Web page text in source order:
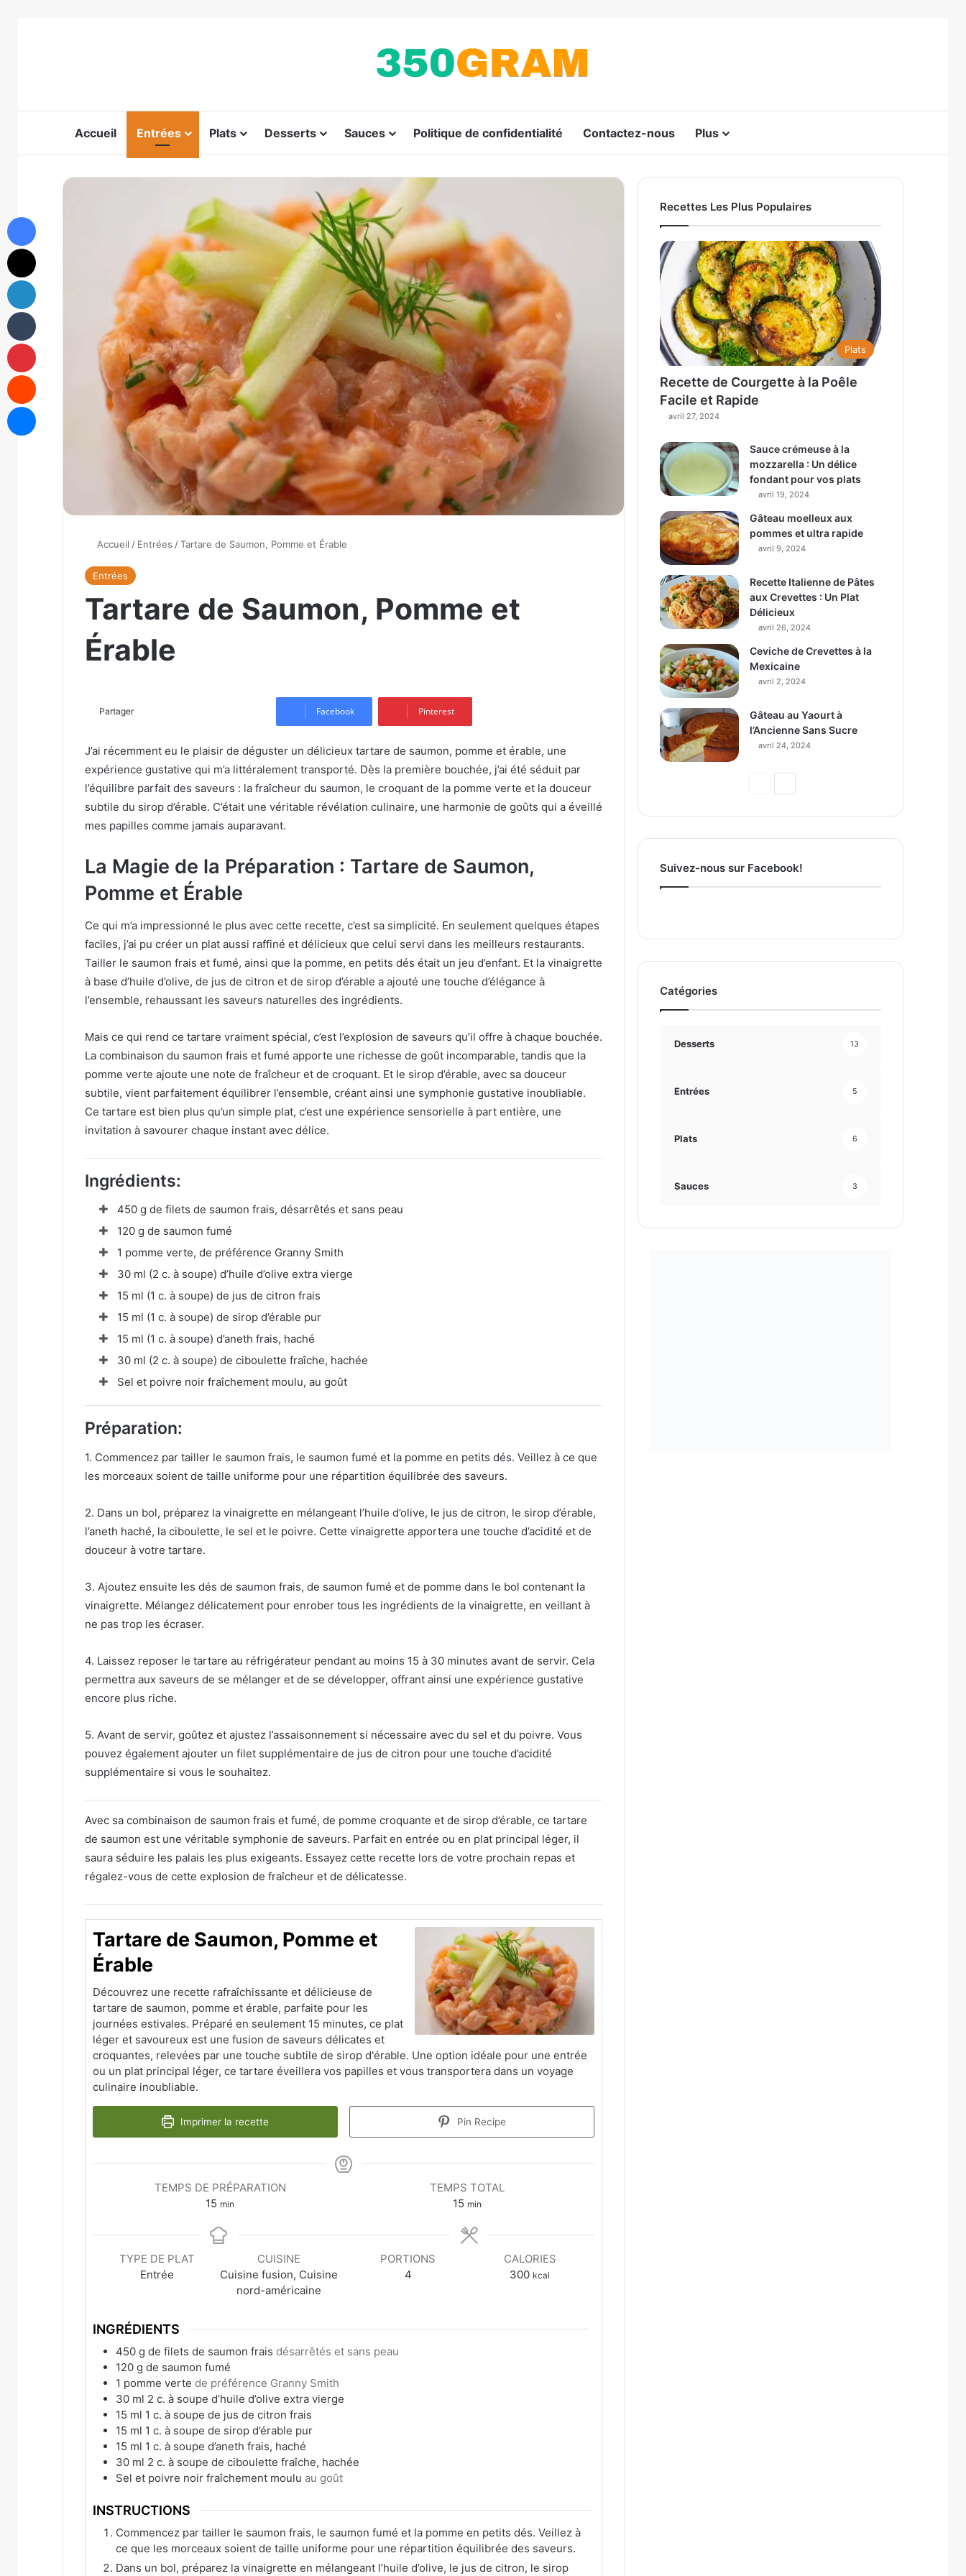
Accueil Entrées Plats Desserts Sauces Politique de confidentialité Contactez-nous Plus
Accueil / Entrées /Tartare de Saumon, Pomme et Érable
Entrées
Tartare de Saumon, Pomme et
Érable
Partager Facebook Pinterest
J’ai récemment eu le plaisir de déguster un délicieux tartare de saumon, pomme et érable, une
expérience gustative qui m’a littéralement transporté. Dès la première bouchée, j’ai été séduit par
l’équilibre parfait des saveurs : la fraîcheur du saumon, le croquant de la pomme verte et la douceur
subtile du sirop d’érable. C’était une véritable révélation culinaire, une harmonie de goûts qui a éveillé
mes papilles comme jamais auparavant.
La Magie de la Préparation : Tartare de Saumon,
Pomme et Érable
Ce qui m’a impressionné le plus avec cette recette, c’est sa simplicité. En seulement quelques étapes
faciles, j’ai pu créer un plat aussi raffiné et délicieux que celui servi dans les meilleurs restaurants.
Tailler le saumon frais et fumé, ainsi que la pomme, en petits dés était un jeu d’enfant. Et la vinaigrette
à base d’huile d’olive, de jus de citron et de sirop d’érable a ajouté une touche d’élégance à
l’ensemble, rehaussant les saveurs naturelles des ingrédients.
Mais ce qui rend ce tartare vraiment spécial, c’est l’explosion de saveurs qu’il offre à chaque bouchée.
La combinaison du saumon frais et fumé apporte une richesse de goût incomparable, tandis que la
pomme verte ajoute une note de fraîcheur et de croquant. Et le sirop d’érable, avec sa douceur
subtile, vient parfaitement équilibrer l’ensemble, créant ainsi une symphonie gustative inoubliable.
Ce tartare est bien plus qu’un simple plat, c’est une expérience sensorielle à part entière, une
invitation à savourer chaque instant avec délice.
Ingrédients:
450 g de filets de saumon frais, désarrêtés et sans peau
120 g de saumon fumé
1 pomme verte, de préférence Granny Smith
30 ml (2 c. à soupe) d’huile d’olive extra vierge
15 ml (1 c. à soupe) de jus de citron frais
15 ml (1 c. à soupe) de sirop d’érable pur
15 ml (1 c. à soupe) d’aneth frais, haché
30 ml (2 c. à soupe) de ciboulette fraîche, hachée
Sel et poivre noir fraîchement moulu, au goût
Préparation:
1. Commencez par tailler le saumon frais, le saumon fumé et la pomme en petits dés. Veillez à ce que
les morceaux soient de taille uniforme pour une répartition équilibrée des saveurs.
2. Dans un bol, préparez la vinaigrette en mélangeant l’huile d’olive, le jus de citron, le sirop d’érable,
l’aneth haché, la ciboulette, le sel et le poivre. Cette vinaigrette apportera une touche d’acidité et de
douceur à votre tartare.
3. Ajoutez ensuite les dés de saumon frais, de saumon fumé et de pomme dans le bol contenant la
vinaigrette. Mélangez délicatement pour enrober tous les ingrédients de la vinaigrette, en veillant à
ne pas trop les écraser.
4. Laissez reposer le tartare au réfrigérateur pendant au moins 15 à 30 minutes avant de servir. Cela
permettra aux saveurs de se mélanger et de se développer, offrant ainsi une expérience gustative
encore plus riche.
5. Avant de servir, goûtez et ajustez l’assaisonnement si nécessaire avec du sel et du poivre. Vous
pouvez également ajouter un filet supplémentaire de jus de citron pour une touche d’acidité
supplémentaire si vous le souhaitez.
Avec sa combinaison de saumon frais et fumé, de pomme croquante et de sirop d’érable, ce tartare
de saumon est une véritable symphonie de saveurs. Parfait en entrée ou en plat principal léger, il
saura séduire les palais les plus exigeants. Essayez cette recette lors de votre prochain repas et
régalez-vous de cette explosion de fraîcheur et de délicatesse.
Tartare de Saumon, Pomme et
Érable
Découvrez une recette rafraîchissante et délicieuse de
tartare de saumon, pomme et érable, parfaite pour les
journées estivales. Préparé en seulement 15 minutes, ce plat
léger et savoureux est une fusion de saveurs délicates et
croquantes, relevées par une touche subtile de sirop d'érable. Une option idéale pour une entrée
ou un plat principal léger, ce tartare éveillera vos papilles et vous transportera dans un voyage
culinaire inoubliable.
Imprimer la recette Pin Recipe
TEMPS DE PRÉPARATION
15 minutes
min
TEMPS TOTAL
15 minutes
min
TYPE DE PLAT
Entrée
CUISINE
Cuisine fusion, Cuisine
nord-américaine
PORTIONS
4
CALORIES
300 kcal
INGRÉDIENTS
450 g de filets de saumon frais désarrêtés et sans peau
120 g de saumon fumé
1 pomme verte de préférence Granny Smith
30 ml 2 c. à soupe d’huile d’olive extra vierge
15 ml 1 c. à soupe de jus de citron frais
15 ml 1 c. à soupe de sirop d’érable pur
15 ml 1 c. à soupe d’aneth frais, haché
30 ml 2 c. à soupe de ciboulette fraîche, hachée
Sel et poivre noir fraîchement moulu au goût
INSTRUCTIONS
Commencez par tailler le saumon frais, le saumon fumé et la pomme en petits dés. Veillez à
ce que les morceaux soient de taille uniforme pour une répartition équilibrée des saveurs.
Dans un bol, préparez la vinaigrette en mélangeant l’huile d’olive, le jus de citron, le sirop
Recettes Les Plus Populaires
Plats
Recette de Courgette à la Poêle
Facile et Rapide
avril 27, 2024
Sauce crémeuse à la
mozzarella : Un délice
fondant pour vos plats
avril 19, 2024
Gâteau moelleux aux
pommes et ultra rapide
avril 9, 2024
Recette Italienne de Pâtes
aux Crevettes : Un Plat
Délicieux
avril 26, 2024
Ceviche de Crevettes à la
Mexicaine
avril 2, 2024
Gâteau au Yaourt à
l’Ancienne Sans Sucre
avril 24, 2024
Suivez-nous sur Facebook!
Catégories
Desserts 13
Entrées 5
Plats 6
Sauces 3